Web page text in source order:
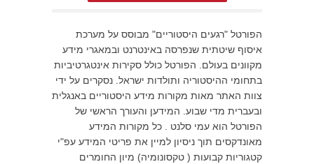
הפורטל "רגעים היסטוריים" מבוסס על מערכת
איסוף שיטתית שנפרסה באינטרנט ובמאגרי מידע
מקוונים בעולם. הפורטל כולל סקירות אינטגרטיביות
בתחומי ההיסטוריה ותולדות ישראל. נסקרים על ידי
צוות האתר מאות מקורות מידע היסטוריים באנגלית
ובעברית מדי שבוע. המידען והעורך הראשי של
הפורטל הוא עמי סלנט . כל מקורות המידע
מאונדקסים תוך ניסיון למיין את פריטי המידע עפ"י
קטגוריות קבועות ( טקסונומיה) מיון החומרים